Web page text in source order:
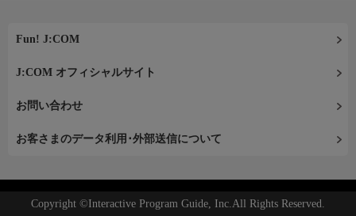
Fun! J:COM
J:COM オフィシャルサイト
お問い合わせ
お客さまのデータ利用･外部送信について
Copyright ©Interactive Program Guide, Inc.All Rights Reserved.